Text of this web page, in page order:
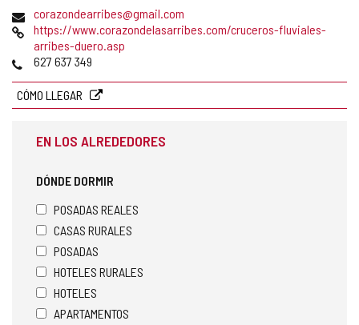
Dirección
de
correo
electrónico
corazondearribes@gmail.com
Página
Web
https://www.corazondelasarribes.com/cruceros-fluviales-
arribes-duero.asp
Teléfonos
627 637 349
CÓMO LLEGAR
EN LOS ALREDEDORES
DÓNDE DORMIR
POSADAS REALES
CASAS RURALES
POSADAS
HOTELES RURALES
HOTELES
APARTAMENTOS